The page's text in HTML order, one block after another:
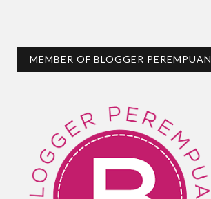
MEMBER OF BLOGGER PEREMPUAN